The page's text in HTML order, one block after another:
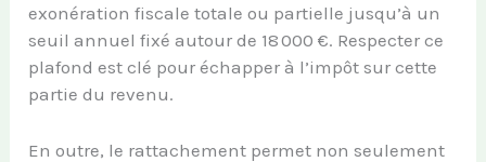
exonération fiscale totale ou partielle jusqu’à un
seuil annuel fixé autour de 18 000 €. Respecter ce
plafond est clé pour échapper à l’impôt sur cette
partie du revenu.
En outre, le rattachement permet non seulement